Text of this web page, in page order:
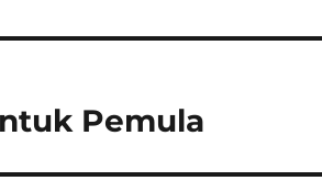
Pemula